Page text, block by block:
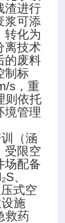
渣进行
浆可添
转化为
离技术
的废料
制标
s，重
则依托
境管理
（涵
受限空
场配备
、
式空
施
救药